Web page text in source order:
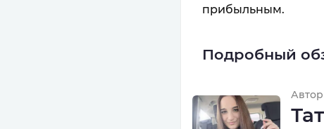
прибыльным.
Подробный
Автор